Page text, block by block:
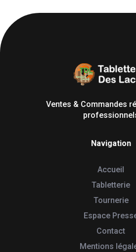
Ventes & Commandes
Navigation
Accueil
Tabletterie
Tournerie
Espace
Contact
Mentions